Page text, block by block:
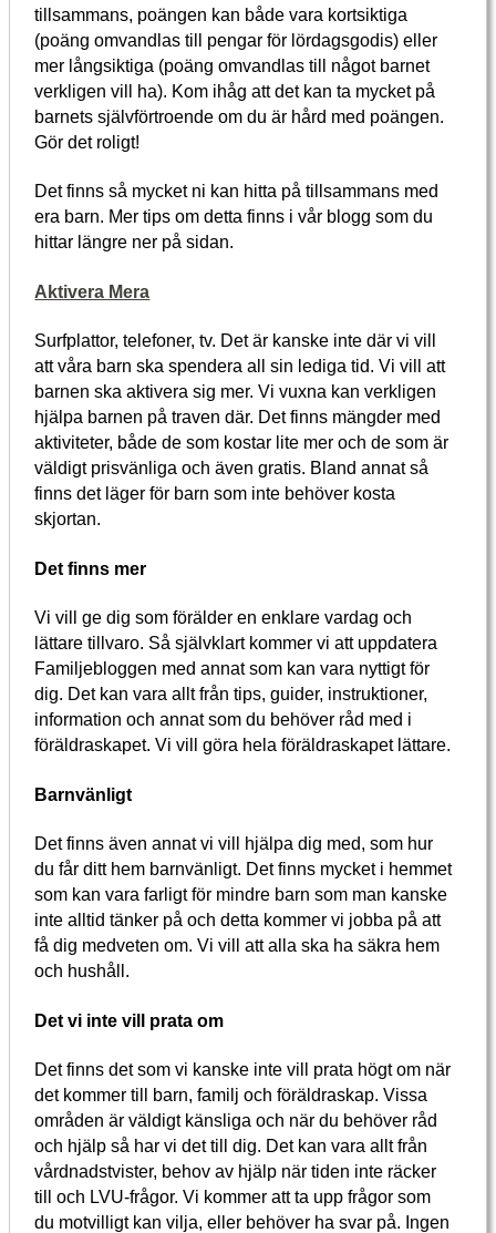
tillsammans, poängen kan både vara kortsiktiga
(poäng omvandlas till pengar för lördagsgodis) eller
mer långsiktiga (poäng omvandlas till något barnet
verkligen vill ha). Kom ihåg att det kan ta mycket på
barnets självförtroende om du är hård med poängen.
Gör det roligt!
Det finns så mycket ni kan hitta på tillsammans med
era barn. Mer tips om detta finns i vår blogg som du
hittar längre ner på sidan.
Aktivera Mera
Surfplattor, telefoner, tv. Det är kanske inte där vi vill
att våra barn ska spendera all sin lediga tid. Vi vill att
barnen ska aktivera sig mer. Vi vuxna kan verkligen
hjälpa barnen på traven där. Det finns mängder med
aktiviteter, både de som kostar lite mer och de som är
väldigt prisvänliga och även gratis. Bland annat så
finns det läger för barn som inte behöver kosta
skjortan.
Det finns mer
Vi vill ge dig som förälder en enklare vardag och
lättare tillvaro. Så självklart kommer vi att uppdatera
Familjebloggen med annat som kan vara nyttigt för
dig. Det kan vara allt från tips, guider, instruktioner,
information och annat som du behöver råd med i
föräldraskapet. Vi vill göra hela föräldraskapet lättare.
Barnvänligt
Det finns även annat vi vill hjälpa dig med, som hur
du får ditt hem barnvänligt. Det finns mycket i hemmet
som kan vara farligt för mindre barn som man kanske
inte alltid tänker på och detta kommer vi jobba på att
få dig medveten om. Vi vill att alla ska ha säkra hem
och hushåll.
Det vi inte vill prata om
Det finns det som vi kanske inte vill prata högt om när
det kommer till barn, familj och föräldraskap. Vissa
områden är väldigt känsliga och när du behöver råd
och hjälp så har vi det till dig. Det kan vara allt från
vårdnadstvister, behov av hjälp när tiden inte räcker
till och LVU-frågor. Vi kommer att ta upp frågor som
du motvilligt kan vilja, eller behöver ha svar på. Ingen